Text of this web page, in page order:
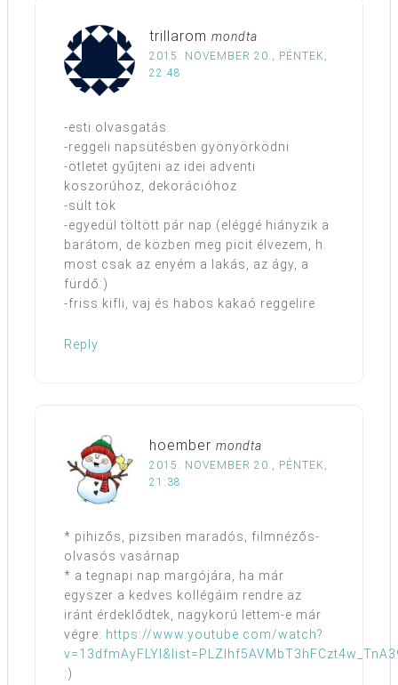
trillarom mondta
2015. NOVEMBER 20., PÉNTEK,
22:48
-esti olvasgatás
-reggeli napsütésben gyönyörködni
-ötletet gyűjteni az idei adventi
koszorúhoz, dekorációhoz
-sült tök
-egyedül töltött pár nap (eléggé hiányzik a
barátom, de közben meg picit élvezem, h.
most csak az enyém a lakás, az ágy, a
fürdő:)
-friss kifli, vaj és habos kakaó reggelire
Reply
hoember mondta
2015. NOVEMBER 20., PÉNTEK,
21:38
* pihizős, pizsiben maradós, filmnézős-
olvasós vasárnap
* a tegnapi nap margójára, ha már
egyszer a kedves kollégáim rendre az
iránt érdeklődtek, nagykorú lettem-e már
végre: https://www.youtube.com/watch?
:)